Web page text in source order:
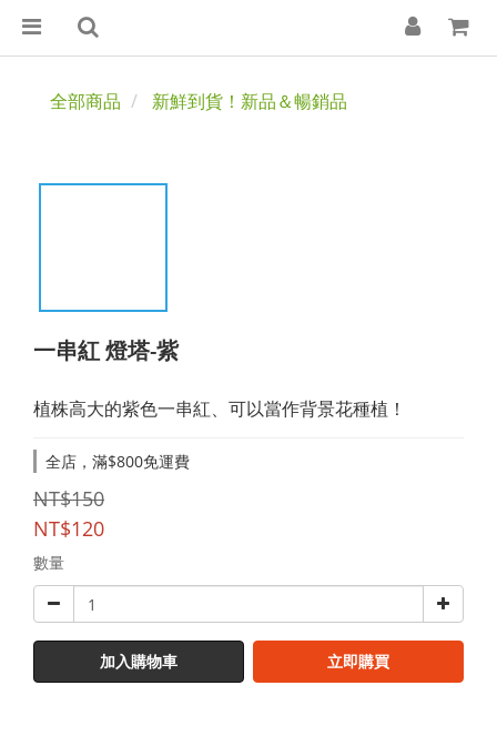
全部商品 新鮮到貨！新品＆暢銷品
一串紅 燈塔-紫
植株高大的紫色一串紅、可以當作背景花種植！
全店，滿$800免運費
NT$150
NT$120
數量
加入購物車 立即購買